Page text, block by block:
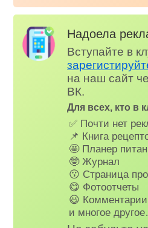
Надоела
Вступайте в
на наш сайт
ВК.
Для всех, кто в
✅ Почти нет
📌 Книга
🤩 Планер
🤓 Журнал
😗 Страница
😋 Фотоотчеты
😃 Комментарии
и многое